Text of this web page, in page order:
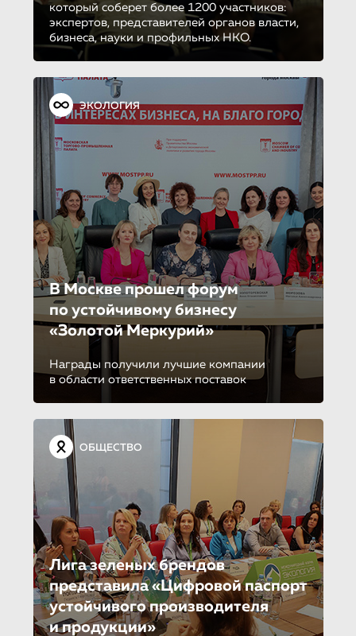
который соберет более 1200 участников:
экспертов, представителей органов власти,
бизнеса, науки и профильных НКО.
ЭКОЛОГИЯ
В Москве прошел форум
по устойчиво­му бизнесу
«Золотой Меркурий»
Награды получили лучшие компании
в области ответственных поставок
ОБЩЕСТВО
Лига зеленых брендов
представила «Цифровой паспорт
устойчивого производителя
и продукции»